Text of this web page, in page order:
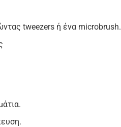
tweezers ή ένα microbrush.